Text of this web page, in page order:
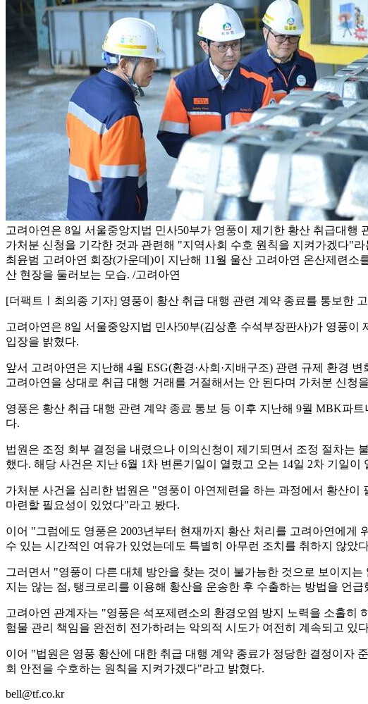
고려아연은 8일 서울중앙지법 민사50부가 영풍이 제기한 황산 취급대행
가처분 신청을 기각한 것과 관련해 "지역사회 수호 원칙을 지켜가겠다"
최윤범 고려아연 회장(가운데)이 지난해 11월 울산 고려아연 온산제련소
산 현장을 둘러보는 모습. /고려아연
[더팩트ㅣ최의종 기자] 영풍이 황산 취급 대행 관련 계약 종료를 통보한
고려아연은 8일 서울중앙지법 민사50부(김상훈 수석부장판사)가 영풍
입장을 밝혔다.
앞서 고려아연은 지난해 4월 ESG(환경·사회·지배구조) 관련 규제 환경
고려아연을 상대로 취급 대행 거래를 거절해서는 안 된다며 가처분 신청
영풍은 황산 취급 대행 관련 계약 종료 통보 등 이후 지난해 9월 MBK파
다.
법원은 조정 회부 결정을 내렸으나 이의신청이 제기되면서 조정 절차는
했다. 해당 사건은 지난 6월 1차 변론기일이 열렸고 오는 14일 2차 기일이
가처분 사건을 심리한 법원은 "영풍이 아연제련을 하는 과정에서 황산
마련할 필요성이 있었다"라고 봤다.
이어 "그럼에도 영풍은 2003년부터 현재까지 황산 처리를 고려아연에
수 있는 시간적인 여유가 있었는데도 특별히 아무런 조치를 취하지 않았
그러면서 "영풍이 다른 대체 방안을 찾는 것이 불가능한 것으로 보이지
지는 않는 점, 탱크로리를 이용해 황산을 운송한 후 수출하는 방법을 언급
고려아연 관계자는 "영풍은 석포제련소의 환경오염 방지 노력을 소홀히
험물 관리 책임을 완전히 전가하려는 악의적 시도가 여전히 계속되고 있
이어 "법원은 영풍 황산에 대한 취급 대행 계약 종료가 정당한 결정이자
회 안전을 수호하는 원칙을 지켜가겠다"라고 밝혔다.
bell@tf.co.kr